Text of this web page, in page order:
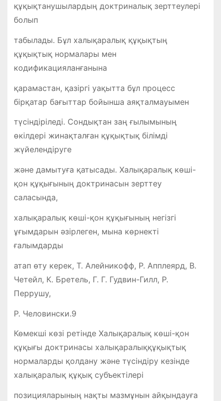
құқықтанушылардың доктриналық зерттеулері
болып
табылады. Бұл халықаралық құқықтың
құқықтық нормалары мен
кодификацияланғанына
қарамастан, қазіргі уақытта бұл процесс
бірқатар бағыттар бойынша аяқталмауымен
түсіндіріледі. Сондықтан заң ғылымының
өкілдері жинақталған құқықтық білімді
жүйелендіруге
және дамытуға қатысады. Халықаралық көші-
қон құқығының доктринасын зерттеу
саласында,
халықаралық көші-қон құқығының негізгі
ұғымдарын әзірлеген, мына көрнекті
ғалымдарды
атап өту керек, Т. Алейникофф, Р. Апплеярд, В.
Четейл, К. Бретель, Г. Г. Гудвин-Гилл, Р.
Перрушу,
Р. Человински.9
Көмекші көзі ретінде Халықаралық көші-қон
құқығы доктринасы халықаралыққұқықтық
нормаларды қолдану және түсіндіру кезінде
халықаралық құқық субъектілері
позицияларының нақты мазмұнын айқындауға